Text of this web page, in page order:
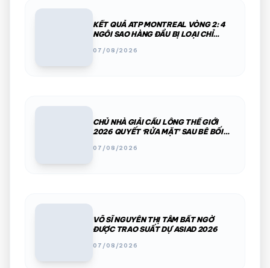
KẾT QUẢ ATP MONTREAL VÒNG 2: 4
NGÔI SAO HÀNG ĐẦU BỊ LOẠI CHỈ
07/08/2026
CHỦ NHÀ GIẢI CẦU LÔNG THẾ GIỚI
2026 QUYẾT ‘RỬA MẶT’ SAU BÊ BỐI
07/08/2026
VÕ SĨ NGUYỄN THỊ TÂM BẤT NGỜ
ĐƯỢC TRAO SUẤT DỰ ASIAD 2026
07/08/2026